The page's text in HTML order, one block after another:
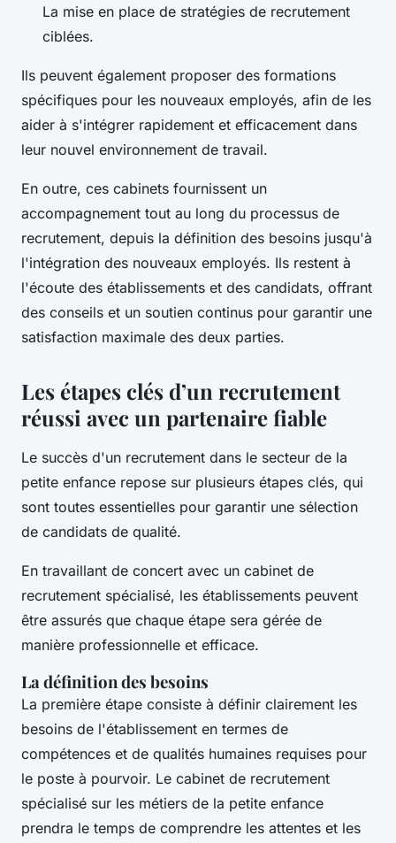
La mise en place de stratégies de recrutement
ciblées.
Ils peuvent également proposer des formations
spécifiques pour les nouveaux employés, afin de les
aider à s'intégrer rapidement et efficacement dans
leur nouvel environnement de travail.
En outre, ces cabinets fournissent un
accompagnement tout au long du processus de
recrutement, depuis la définition des besoins jusqu'à
l'intégration des nouveaux employés. Ils restent à
l'écoute des établissements et des candidats, offrant
des conseils et un soutien continus pour garantir une
satisfaction maximale des deux parties.
Les étapes clés d’un recrutement
réussi avec un partenaire fiable
Le succès d'un recrutement dans le secteur de la
petite enfance repose sur plusieurs étapes clés, qui
sont toutes essentielles pour garantir une sélection
de candidats de qualité.
En travaillant de concert avec un cabinet de
recrutement spécialisé, les établissements peuvent
être assurés que chaque étape sera gérée de
manière professionnelle et efficace.
La définition des besoins
La première étape consiste à définir clairement les
besoins de l'établissement en termes de
compétences et de qualités humaines requises pour
le poste à pourvoir. Le cabinet de recrutement
spécialisé sur les métiers de la petite enfance
prendra le temps de comprendre les attentes et les